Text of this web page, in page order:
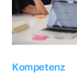
Kompetenz